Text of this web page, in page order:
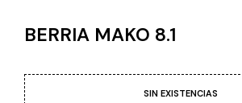
BERRIA MAKO 8.1
SIN EXISTENCIAS